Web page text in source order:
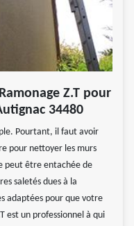
Z.T pour
34480
Pourtant, il faut avoir
pour nettoyer les murs
peut être entachée de
saletés dues à la
adaptées pour que votre
est un professionnel à qui